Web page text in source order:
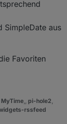
SimpleDate aus
Favoriten
MyTime,, pi-hole2,
rssfeed